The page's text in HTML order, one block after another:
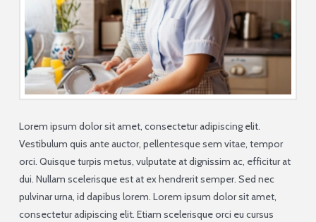
Lorem ipsum dolor sit amet, consectetur adipiscing elit.
Vestibulum quis ante auctor, pellentesque sem vitae, tempor
orci. Quisque turpis metus, vulputate at dignissim ac, efficitur at
dui. Nullam scelerisque est at ex hendrerit semper. Sed nec
pulvinar urna, id dapibus lorem. Lorem ipsum dolor sit amet,
consectetur adipiscing elit. Etiam scelerisque orci eu cursus